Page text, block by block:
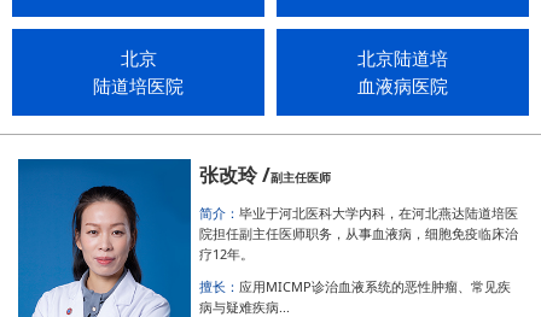
北京
陆道培医院
北京陆道培
血液病医院
张改玲 /副主任医师
简介：毕业于河北医科大学内科，在河北燕达陆道培医
院担任副主任医师职务，从事血液病，细胞免疫临床治
疗12年。
擅长： 应用MICMP诊治血液系统的恶性肿瘤、常见疾
病与疑难疾病...